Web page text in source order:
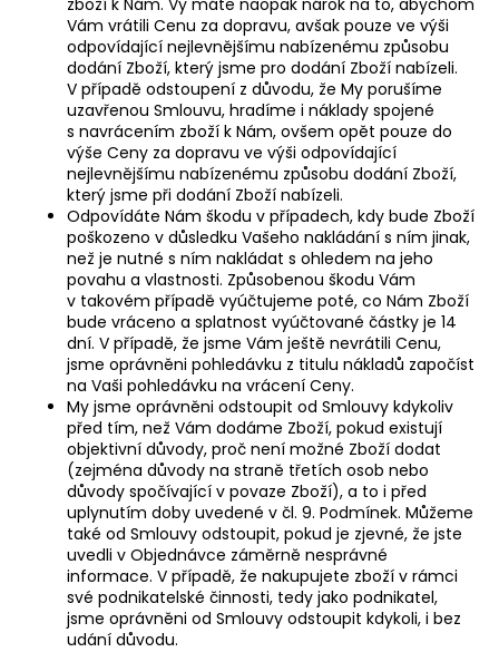
Vám vrátili Cenu za dopravu, avšak pouze ve výši
odpovídající nejlevnějšímu nabízenému způsobu
dodání Zboží, který jsme pro dodání Zboží nabízeli.
V případě odstoupení z důvodu, že My porušíme
uzavřenou Smlouvu, hradíme i náklady spojené
s navrácením zboží k Nám, ovšem opět pouze do
výše Ceny za dopravu ve výši odpovídající
nejlevnějšímu nabízenému způsobu dodání Zboží,
který jsme při dodání Zboží nabízeli.
Odpovídáte Nám škodu v případech, kdy bude Zboží
poškozeno v důsledku Vašeho nakládání s ním jinak,
než je nutné s ním nakládat s ohledem na jeho
povahu a vlastnosti. Způsobenou škodu Vám
v takovém případě vyúčtujeme poté, co Nám Zboží
bude vráceno a splatnost vyúčtované částky je 14
dní. V případě, že jsme Vám ještě nevrátili Cenu,
jsme oprávněni pohledávku z titulu nákladů započíst
na Vaši pohledávku na vrácení Ceny.
My jsme oprávněni odstoupit od Smlouvy kdykoliv
před tím, než Vám dodáme Zboží, pokud existují
objektivní důvody, proč není možné Zboží dodat
(zejména důvody na straně třetích osob nebo
důvody spočívající v povaze Zboží), a to i před
uplynutím doby uvedené v čl. 9. Podmínek. Můžeme
také od Smlouvy odstoupit, pokud je zjevné, že jste
uvedli v Objednávce záměrně nesprávné
informace. V případě, že nakupujete zboží v rámci
své podnikatelské činnosti, tedy jako podnikatel,
jsme oprávněni od Smlouvy odstoupit kdykoli, i bez
udání důvodu.